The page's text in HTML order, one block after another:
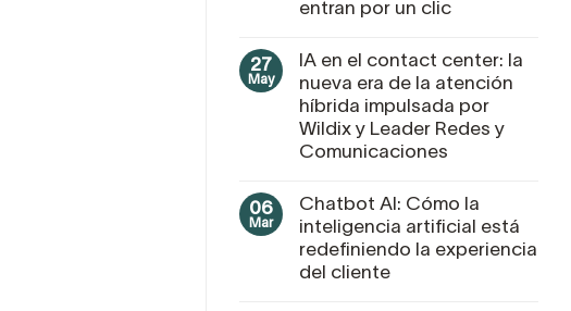
entran por un clic
27
May
IA en el contact center: la
nueva era de la atención
híbrida impulsada por
Wildix y Leader Redes y
Comunicaciones
06
Mar
Chatbot AI: Cómo la
inteligencia artificial está
redefiniendo la experiencia
del cliente